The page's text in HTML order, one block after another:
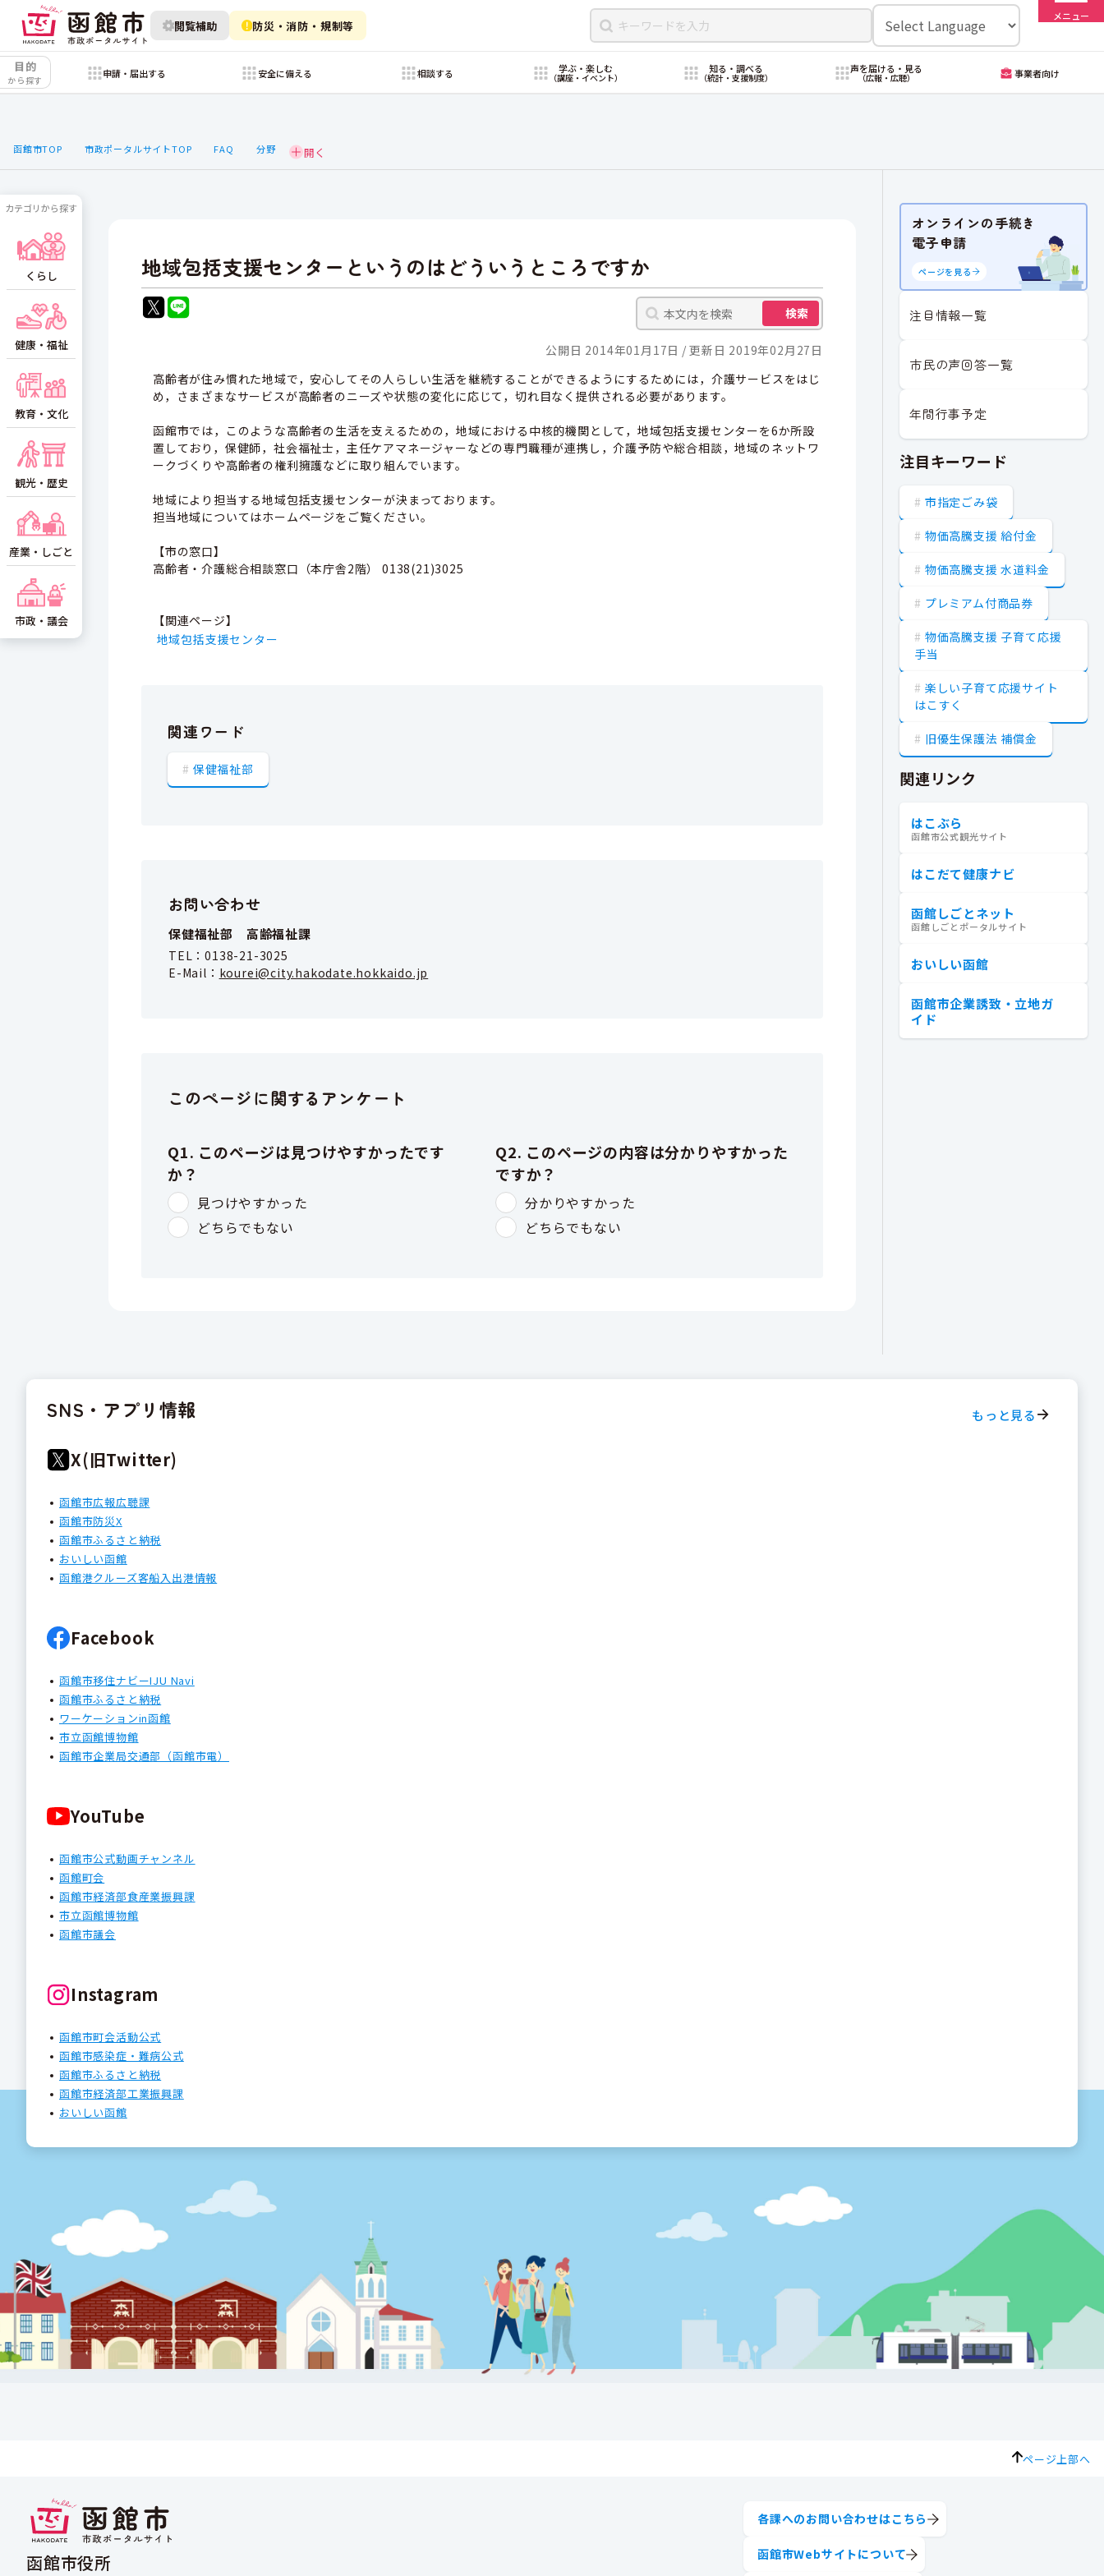
閲覧補助 防災・消防・規制等
メニュー
目的
から探す
申請・届出する 安全に備える 相談する 学ぶ・楽しむ
（講座・イベント）
知る・調べる
（統計・支援制度）
声を届ける・見る
（広報・広聴） 事業者向け
函館市TOP 市政ポータルサイトTOP FAQ 分野
地域包括支援センターというのはどういうところですか
検索
公開日 2014年01月17日
更新日 2019年02月27日
高齢者が住み慣れた地域で，安心してその人らしい生活を継続することができるようにするためには，介護サービスをはじ
め，さまざまなサービスが高齢者のニーズや状態の変化に応じて，切れ目なく提供される必要があります。
函館市では，このような高齢者の生活を支えるための，地域における中核的機関として，地域包括支援センターを6か所設
置しており，保健師，社会福祉士，主任ケアマネージャーなどの専門職種が連携し，介護予防や総合相談，地域のネットワ
ークづくりや高齢者の権利擁護などに取り組んでいます。
地域により担当する地域包括支援センターが決まっております。
担当地域についてはホームページをご覧ください。
【市の窓口】
高齢者・介護総合相談窓口（本庁舎2階） 0138(21)3025
【関連ページ】
地域包括支援センター
関連ワード
保健福祉部
お問い合わせ
保健福祉部 高齢福祉課
TEL：0138-21-3025
E-Mail： kourei@city.hakodate.hokkaido.jp
このページに関するアンケート
カテゴリから探す
くらし
健康・福祉
教育・文化
観光・歴史
産業・しごと
市政・議会
オンラインの手続き
電子申請
ページを見る
注目情報一覧
市民の声回答一覧
年間行事予定
注目キーワード
市指定ごみ袋
物価高騰支援 給付金
物価高騰支援 水道料金
プレミアム付商品券
物価高騰支援 子育て応援
手当
楽しい子育て応援サイト
はこすく
旧優生保護法 補償金
関連リンク
はこぶら
函館市公式観光サイト
はこだて健康ナビ
函館しごとネット
函館しごとポータルサイト
おいしい函館
函館市企業誘致・立地ガ
イド
SNS・アプリ情報 もっと見る
X(旧Twitter)
函館市広報広聴課
函館市防災X
函館市ふるさと納税
おいしい函館
函館港クルーズ客船入出港情報
Facebook
函館市移住ナビーIJU Navi
函館市ふるさと納税
ワーケーションin函館
市立函館博物館
函館市企業局交通部（函館市電）
YouTube
函館市公式動画チャンネル
函館町会
函館市経済部食産業振興課
市立函館博物館
函館市議会
Instagram
函館市町会活動公式
函館市感染症・難病公式
函館市ふるさと納税
函館市経済部工業振興課
おいしい函館
ページ上部へ
函館市役所
各課へのお問い合わせはこちら
函館市Webサイトについて